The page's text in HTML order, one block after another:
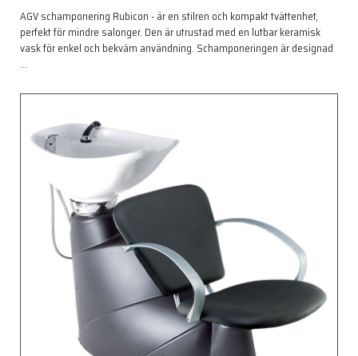
AGV schamponering Rubicon - är en stilren och kompakt tvättenhet,
perfekt för mindre salonger. Den är utrustad med en lutbar keramisk
vask för enkel och bekväm användning. Schamponeringen är designad
…